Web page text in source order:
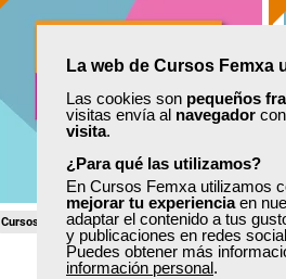
La web de Cursos Femxa
Las cookies son pequeños
visitas envía al navegador
visita.
¿Para qué las utilizamos?
En Cursos Femxa utilizamos
mejorar tu experienciaen
adaptar el contenido a tus
y publicaciones en redes
Puedes obtener más
información personal.
Cursos Femxa
Desarrollo TIC para la